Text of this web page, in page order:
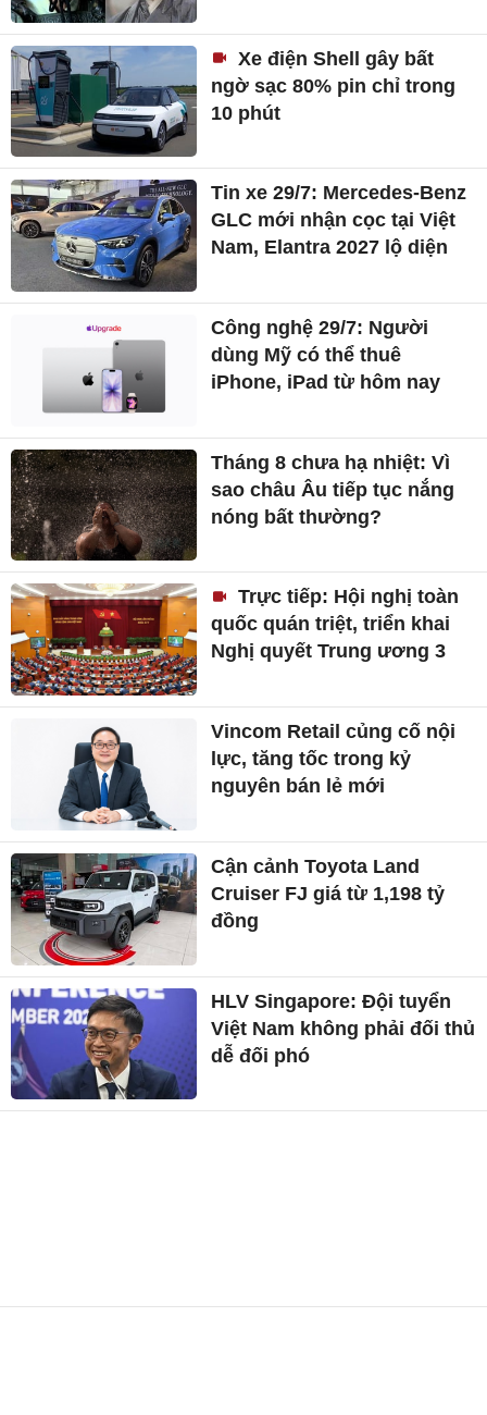
Xe điện Shell gây bất
ngờ sạc 80% pin chỉ trong
10 phút
Tin xe 29/7: Mercedes-Benz
GLC mới nhận cọc tại Việt
Nam, Elantra 2027 lộ diện
Công nghệ 29/7: Người
dùng Mỹ có thể thuê
iPhone, iPad từ hôm nay
Tháng 8 chưa hạ nhiệt: Vì
sao châu Âu tiếp tục nắng
nóng bất thường?
Trực tiếp: Hội nghị toàn
quốc quán triệt, triển khai
Nghị quyết Trung ương 3
Vincom Retail củng cố nội
lực, tăng tốc trong kỷ
nguyên bán lẻ mới
Cận cảnh Toyota Land
Cruiser FJ giá từ 1,198 tỷ
đồng
HLV Singapore: Đội tuyển
Việt Nam không phải đối thủ
dễ đối phó